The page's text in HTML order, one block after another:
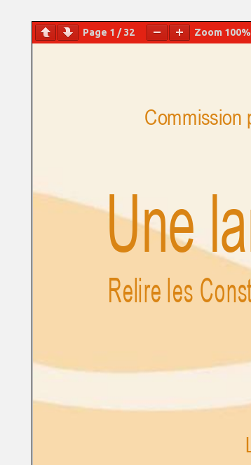
Page 1 /32 Zoom 100%